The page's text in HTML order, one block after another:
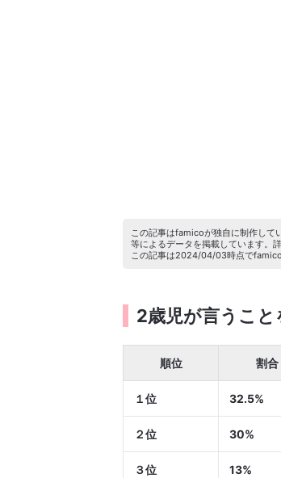
この記事はfamicoが独自に制作して
等によるデータを掲載しています。
この記事は2024/04/03時点でfamico
2歳児が言うこ
順位 割合
１位 32.5%
２位 30%
３位 13%